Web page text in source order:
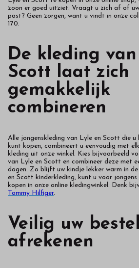
zoon er goed uitziet. Vraagt u zich af of
past? Geen zorgen, want u vindt in onze
170.
De kleding
Scott laat zich
gemakkelijk
combineren
Alle jongenskleding van Lyle en Scott die u
kunt kopen, combineert u eenvoudig met
kleding uit onze winkel. Kies bijvoorbeeld
van Lyle en Scott en combineer deze met
dagen. Zo blijft uw kindje lekker warm in
en Scott kinderkleding, kunt u voor jongens
kopen in onze online kledingwinkel. Denk
Tommy Hilfiger.
Veilig uw
afrekenen